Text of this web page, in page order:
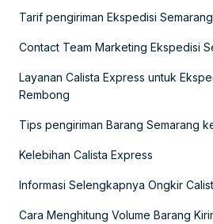
Tarif pengiriman Ekspedisi
Contact Team Marketing Ekspedisi
Layanan Calista Express untuk
Rembong
Tips pengiriman Barang Semarang
Kelebihan Calista Express
Informasi Selengkapnya Ongkir
Cara Menghitung Volume Barang